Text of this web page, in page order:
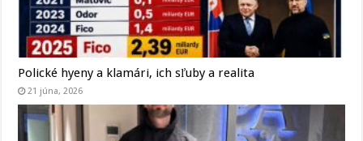
Polické hyeny a klamári, ich sľuby a realita
21 júna, 2026